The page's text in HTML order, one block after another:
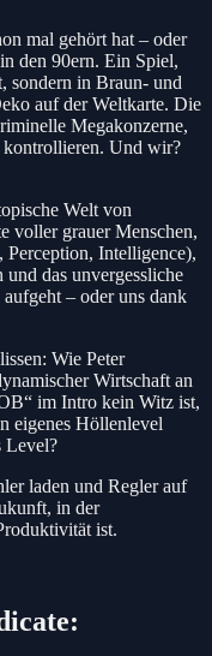
mal gehört hat – oder
den 90ern. Ein Spiel,
sondern in Braun- und
auf der Weltkarte. Die
Megakonzerne,
kontrollieren. Und wir?
Welt von
voller grauer Menschen,
Intelligence),
das unvergessliche
– oder uns dank
Wie Peter
Wirtschaft an
im Intro kein Witz ist,
eigenes Höllenlevel
Level?
laden und Regler auf
in der
ist.